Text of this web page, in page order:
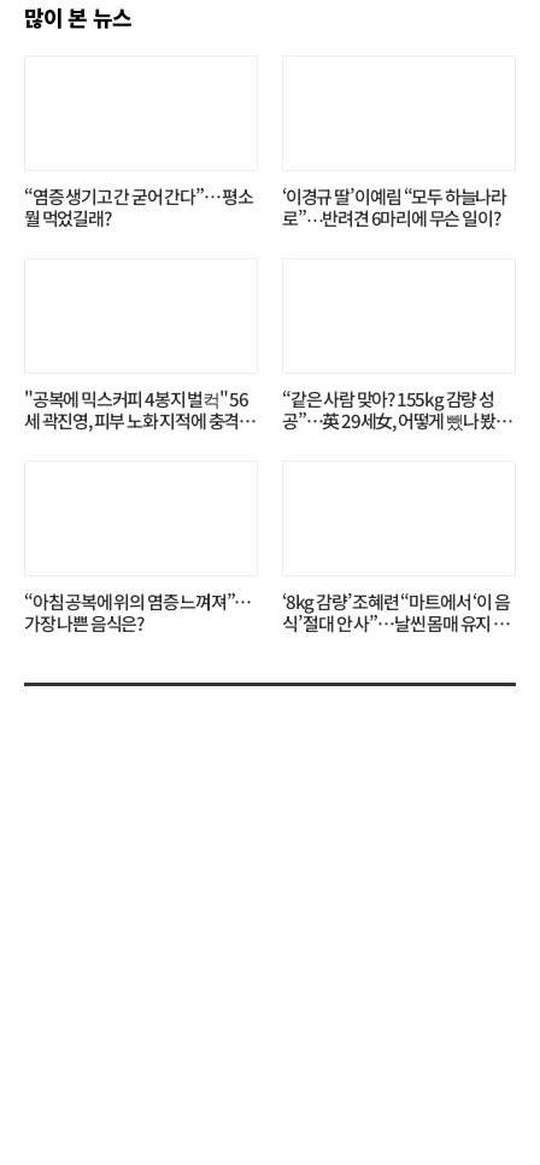
많이 본 뉴스
“염증 생기고 간 굳어 간다”… 평소
뭘 먹었길래?
‘이경규 딸’ 이예림 “모두 하늘나라
로”⋯반려견 6마리에 무슨 일이?
"공복에 믹스커피 4봉지 벌컥" 56
세 곽진영, 피부 노화 지적에 충격…
“같은 사람 맞아? 155kg 감량 성
공”…英 29세女, 어떻게 뺐나 봤더
“아침 공복에 위의 염증 느껴져”…
가장 나쁜 음식은?
‘8kg 감량’ 조혜련 “마트에서 ‘이 음
식’ 절대 안 사”…날씬 몸매 유지 비